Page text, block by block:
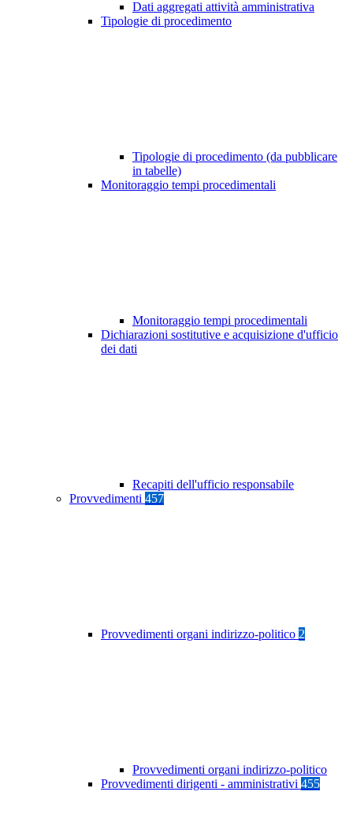
Dati aggregati attività amministrativa
Tipologie di procedimento
Tipologie di procedimento (da pubblicare
in tabelle)
Monitoraggio tempi procedimentali
Monitoraggio tempi procedimentali
Dichiarazioni sostitutive e acquisizione d'ufficio
dei dati
Recapiti dell'ufficio responsabile
Provvedimenti 457
Provvedimenti organi indirizzo-politico 2
Provvedimenti organi indirizzo-politico
Provvedimenti dirigenti - amministrativi 455